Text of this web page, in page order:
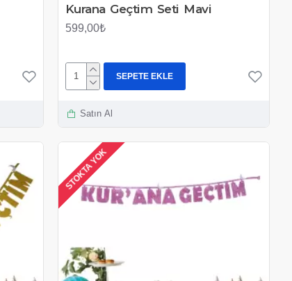
Kurana Geçtim Seti Mavi
599,00₺
SEPETE EKLE
Satın Al
STOKTA YOK